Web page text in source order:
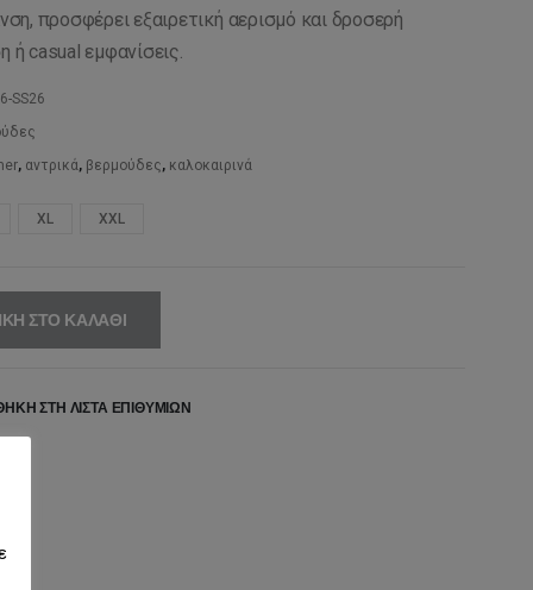
προσφέρει εξαιρετική αερισμό και δροσερή
ή casual εμφανίσεις.
SS26
, αντρικά, βερμούδες, καλοκαιρινά
XL XXL
ΣΤΟ ΚΑΛΆΘΙ
ΣΤΗ ΛΊΣΤΑ ΕΠΙΘΥΜΙΏΝ